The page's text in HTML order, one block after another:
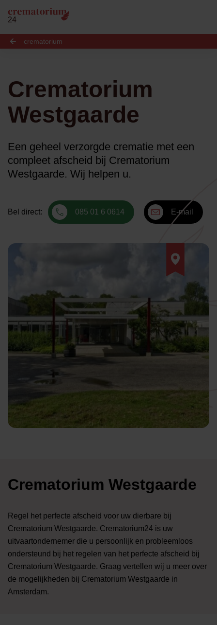
24
crematorium
Crematorium
Westgaarde
Een geheel verzorgde crematie met een
compleet afscheid bij Crematorium
Westgaarde. Wij helpen u.
Bel direct: 085 01 6 0614 E-mail
Crematorium Westgaarde
Regel het perfecte afscheid voor uw dierbare bij
Crematorium Westgaarde. Crematorium24 is uw
uitvaartondernemer die u persoonlijk en probleemloos
ondersteund bij het regelen van het perfecte afscheid bij
Crematorium Westgaarde. Graag vertellen wij u meer over
de mogelijkheden bij Crematorium Westgaarde in
Amsterdam.